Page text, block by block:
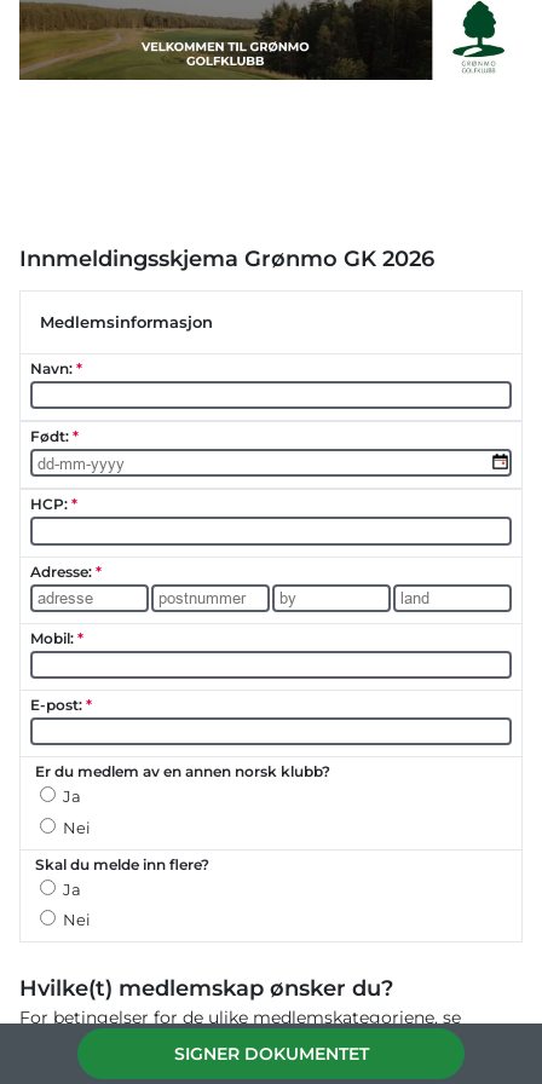
Innmeldingsskjema Grønmo GK 2026
Medlemsinformasjon
Hvilke(t) medlemskap ønsker du?
For betingelser for de ulike medlemskategoriene, se
https://gronmogk.no/bli-medlem/ eller kontakt
administrasjonen.
SIGNER DOKUMENTET